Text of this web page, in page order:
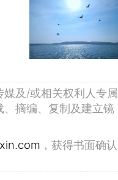
及/或相关权利人专属
摘编、复制及建立镜
，获得书面确认